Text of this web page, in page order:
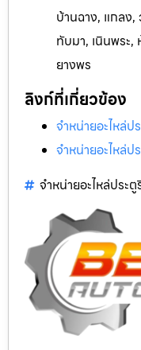
บ้านฉาง, แกลง,
ทับมา, เนินพระ,
ยางพร
ลิงก์ที่เกี่ยวข้อง
จำหน่ายอะไหล่ป
จำหน่ายอะไหล่ป
จำหน่ายอะไหล่ประ